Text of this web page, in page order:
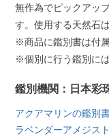
無作為でピックアッ
す。使用する天然石
※商品に鑑別書は付
※個別に行う鑑別に
鑑別機関：日本彩
アクアマリンの鑑別
ラベンダーアメジス